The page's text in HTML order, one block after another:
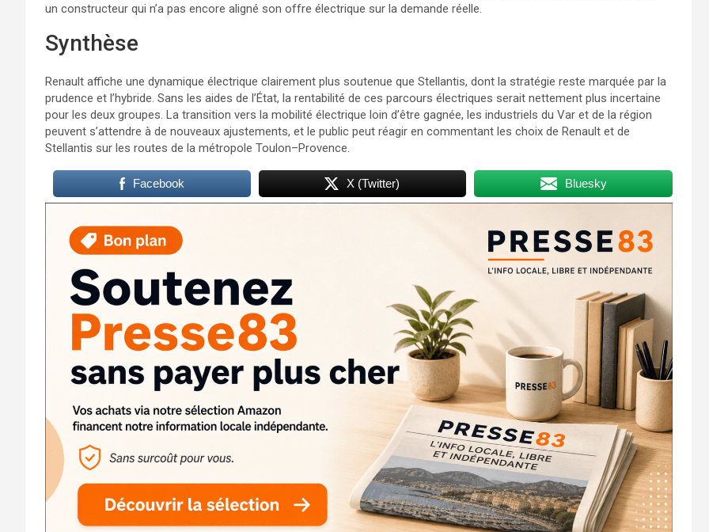
un constructeur qui n’a pas encore aligné son offre électrique sur la demande réelle.
Synthèse
Renault affiche une dynamique électrique clairement plus soutenue que Stellantis, dont la stratégie reste marquée par la
prudence et l’hybride. Sans les aides de l’État, la rentabilité de ces parcours électriques serait nettement plus incertaine
pour les deux groupes. La transition vers la mobilité électrique loin d’être gagnée, les industriels du Var et de la région
peuvent s’attendre à de nouveaux ajustements, et le public peut réagir en commentant les choix de Renault et de
Stellantis sur les routes de la métropole Toulon–Provence.
Facebook X (Twitter) Bluesky